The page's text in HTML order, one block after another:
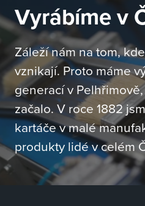
Vyrábíme v
Záleží nám na tom,
vznikají. Proto máme
generací v
začalo. V roce 1882
kartáče v malé
produkty lidé v celém